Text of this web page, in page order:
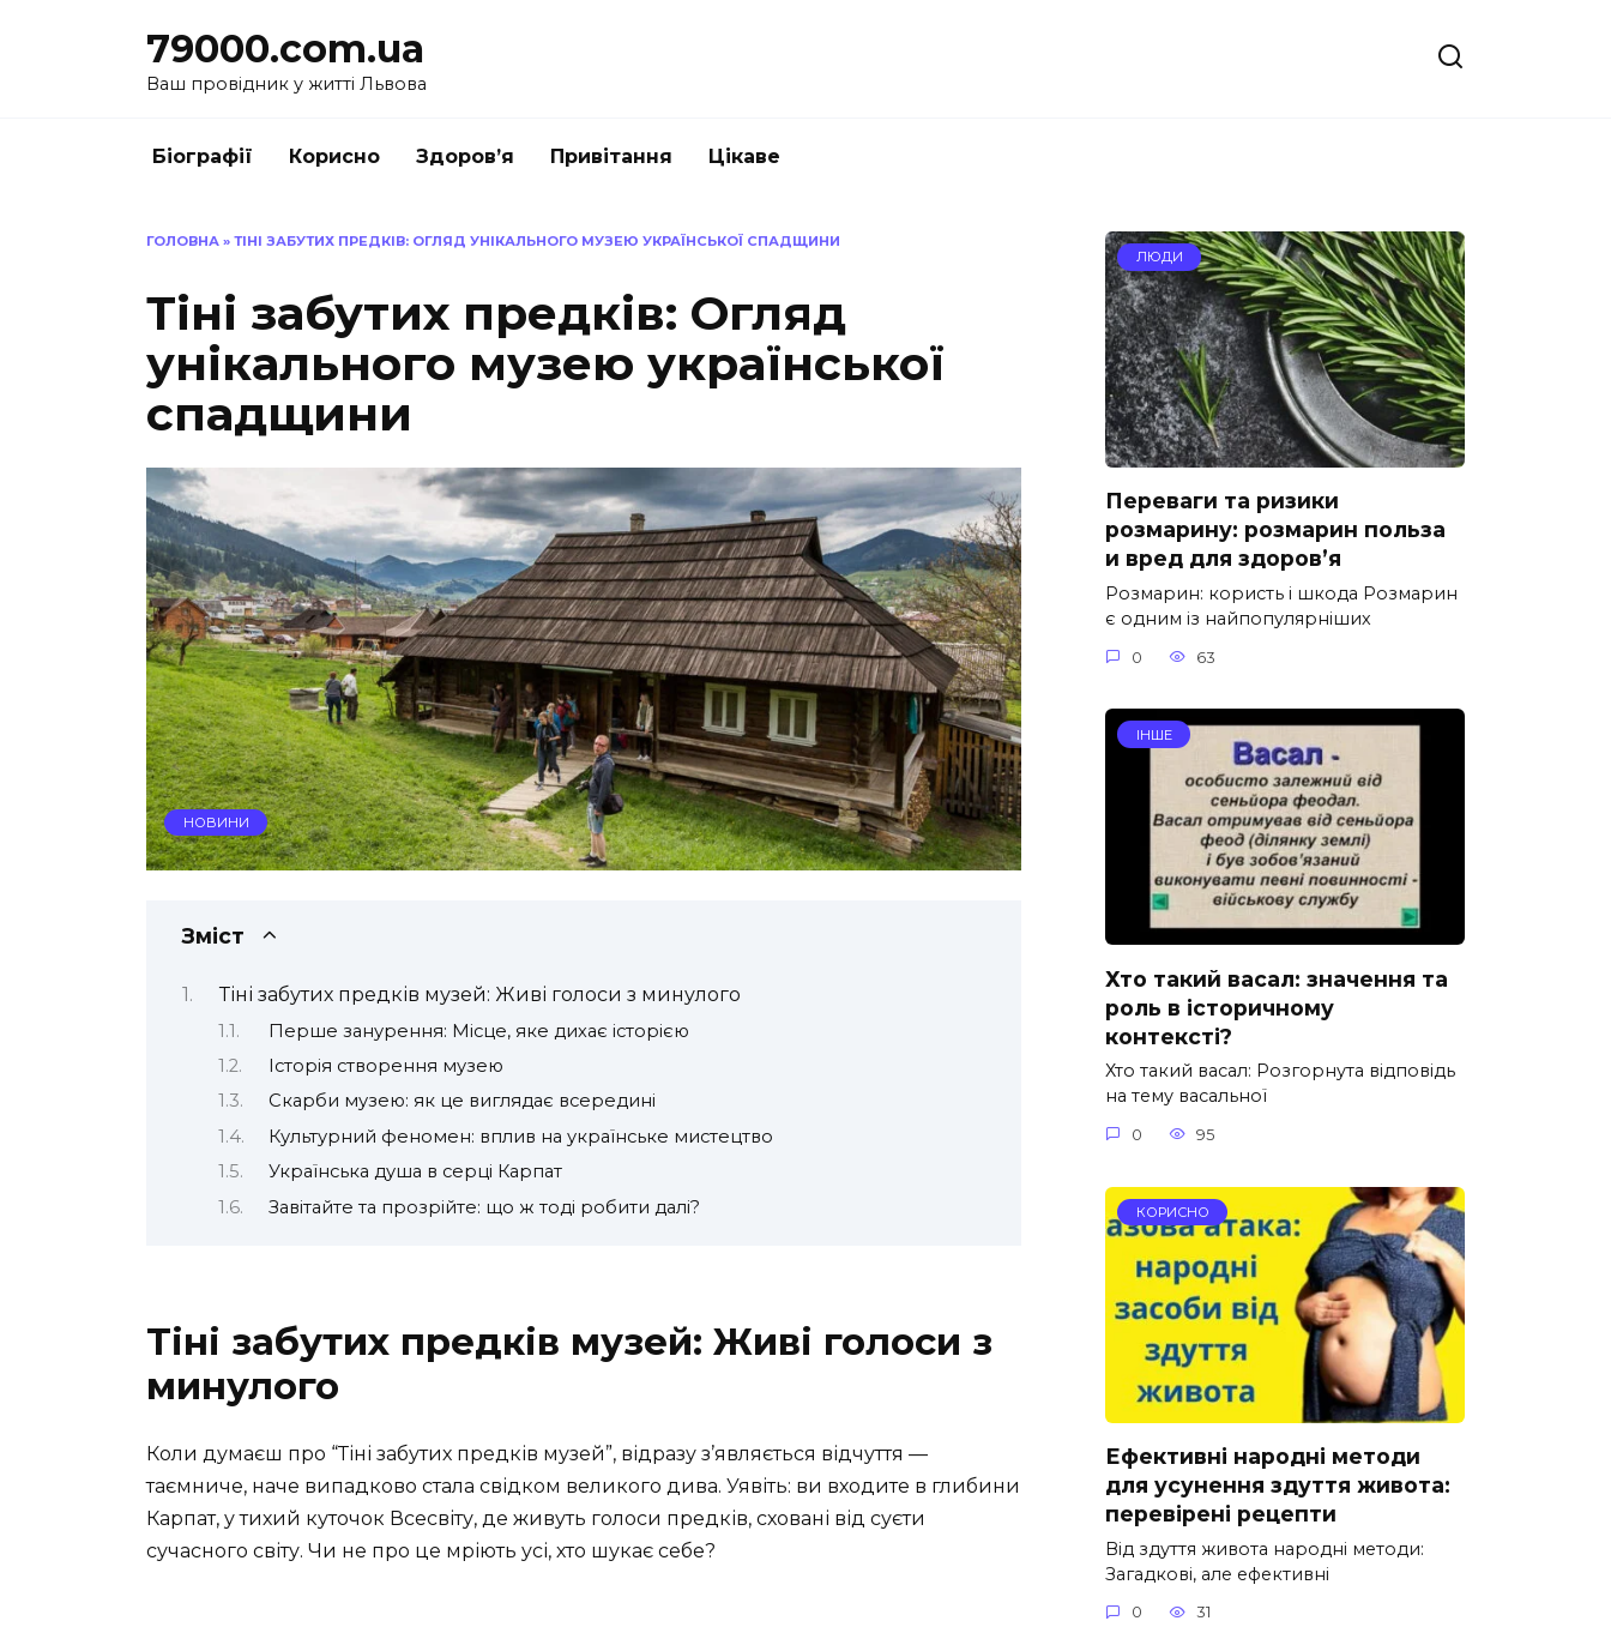
79000.com.ua
Ваш провідник у житті Львова
Біографії Корисно Здоров’я Привітання Цікаве
ГОЛОВНА » ТІНІ ЗАБУТИХ ПРЕДКІВ: ОГЛЯД УНІКАЛЬНОГО МУЗЕЮ УКРАЇНСЬКОЇ СПАДЩИНИ
Тіні забутих предків: Огляд
унікального музею української
спадщини
НОВИНИ
Зміст
Тіні забутих предків музей: Живі голоси з минулого
Перше занурення: Місце, яке дихає історією
Історія створення музею
Скарби музею: як це виглядає всередині
Культурний феномен: вплив на українське мистецтво
Українська душа в серці Карпат
Завітайте та прозрійте: що ж тоді робити далі?
Тіні забутих предків музей: Живі голоси з
минулого
Коли думаєш про “Тіні забутих предків музей”, відразу з’являється відчуття —
таємниче, наче випадково стала свідком великого дива. Уявіть: ви входите в глибини
Карпат, у тихий куточок Всесвіту, де живуть голоси предків, сховані від суєти
сучасного світу. Чи не про це мріють усі, хто шукає себе?
ЛЮДИ
Переваги та ризики
розмарину: розмарин польза
и вред для здоров’я
Розмарин: користь і шкода Розмарин
є одним із найпопулярніших
0 63
ІНШЕ
Хто такий васал: значення та
роль в історичному
контексті?
Хто такий васал: Розгорнута відповідь
на тему васальної
0 95
КОРИСНО
Ефективні народні методи
для усунення здуття живота:
перевірені рецепти
Від здуття живота народні методи:
Загадкові, але ефективні
0 31